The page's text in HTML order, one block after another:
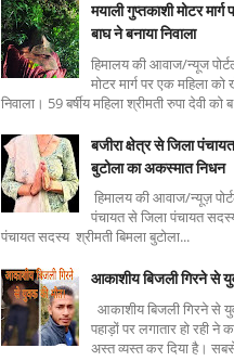
मयाली गुप्तकाशी मोटर
बाघ ने बनाया निवाला
हिमालय की आवाज/न्यूज
मोटर मार्ग पर एक महिला को
निवाला। 59 बर्षीय महिला श्रीमती रुपा देवी को
बजीरा क्षेत्र से जिला
बुटोला का अकस्मात निधन
हिमालय की आवाज/न्यूज़
पंचायत से जिला पंचायत
पंचायत सदस्य श्रीमती बिमला बुटोला...
आकाशीय बिजली गिरने से
आकाशीय बिजली गिरने से
पहाड़ों पर लगातार हो रही
अस्त व्यस्त कर दिया है।